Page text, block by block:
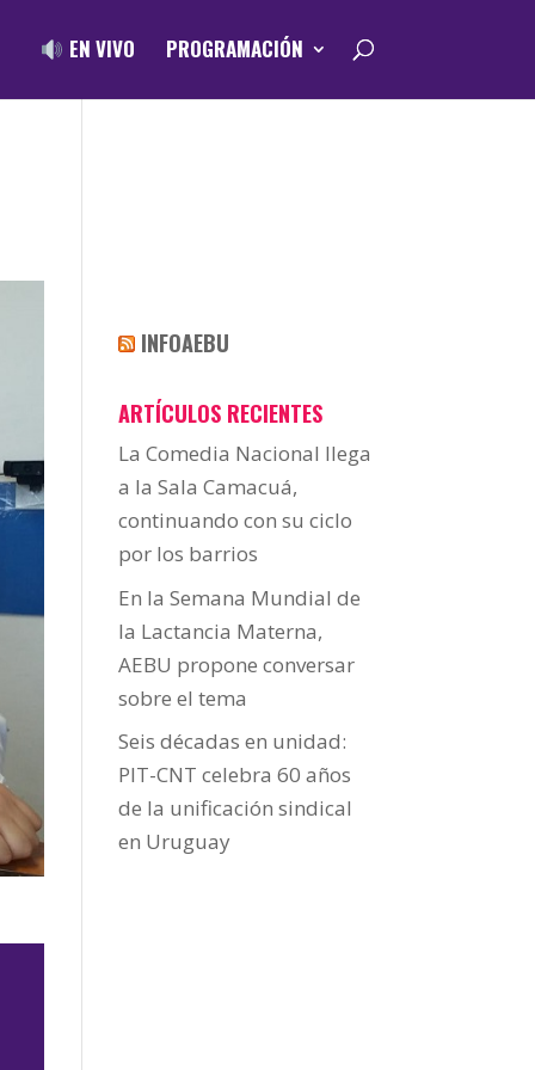
EN VIVO PROGRAMACIÓN
INFOAEBU
ARTÍCULOS RECIENTES
La Comedia Nacional llega
a la Sala Camacuá,
continuando con su ciclo
por los barrios
En la Semana Mundial de
la Lactancia Materna,
AEBU propone conversar
sobre el tema
Seis décadas en unidad:
PIT-CNT celebra 60 años
de la unificación sindical
en Uruguay